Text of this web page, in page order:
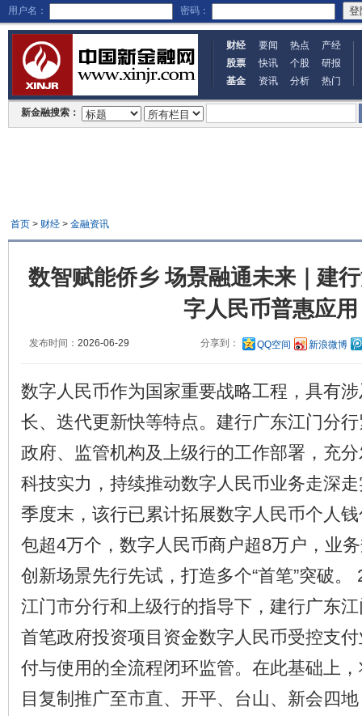
用户名： 密码：
财经 要闻 热点
产经
股票
快讯 个股
研报
基金
资讯 分析 热门
新金融搜索：
首页> 财经> 金融资讯
数智赋能侨乡 场景融通未来｜建
字人民币普惠应用
发布时间： 2026-06-29 分享到： QQ空间 新浪微博
数字人民币作为国家重要战略工程，具有
长、迭代更新快等特点。建行广东江门分
政府、监管机构及上级行的工作部署，充
科技实力，持续推动数字人民币业务走深
季度末，该行已累计拓展数字人民币个人
包超4万个，数字人民币商户超8万户，业
创新场景先行先试，打造多个“首笔”突破。
江门市分行和上级行的指导下，建行广东
首笔政府投资项目资金数字人民币受控支
付与使用的全流程闭环监管。在此基础上
目复制推广至市直、开平、台山、新会四